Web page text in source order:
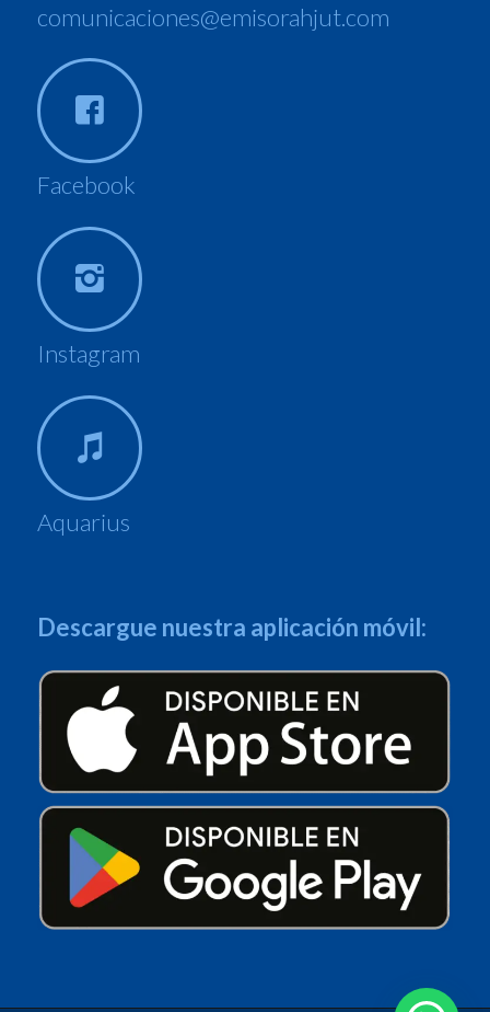
comunicaciones@emisorahjut.com
Facebook
Instagram
Aquarius
Descargue nuestra aplicación móvil: